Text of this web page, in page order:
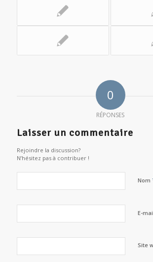
0
RÉPONSES
Laisser un commentaire
Rejoindre la discussion?
N’hésitez pas à contribuer !
Nom
E-
Site